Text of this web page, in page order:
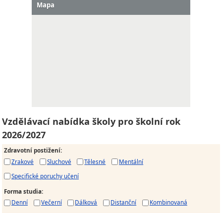
Mapa
Vzdělávací nabídka školy pro školní rok
2026/2027
Zdravotní postižení:
Zrakové
Sluchové Tělesné
Mentální
Specifické poruchy učení
Forma studia:
Denní
Večerní Dálková Distanční Kombinovaná